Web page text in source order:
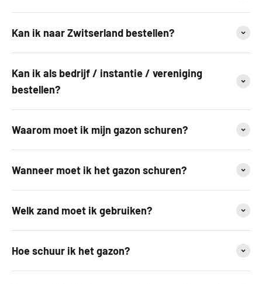
Kan ik naar Zwitserland bestellen?
Kan ik als bedrijf / instantie / vereniging
bestellen?
Waarom moet ik mijn gazon schuren?
Wanneer moet ik het gazon schuren?
Welk zand moet ik gebruiken?
Hoe schuur ik het gazon?